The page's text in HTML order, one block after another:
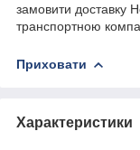
замовити доставку
транспортною
Приховати
Характеристики